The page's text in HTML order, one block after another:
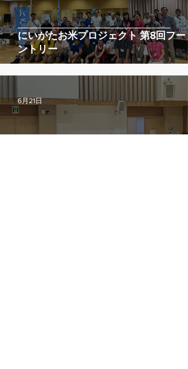
にいがたお米プロジェクト 第8回フー
ントリー
6月21日